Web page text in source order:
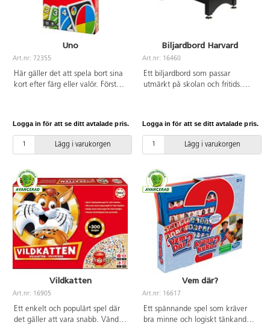
Uno
Art.nr: 72355
Här gäller det att spela bort sina
kort efter färg eller valör. Först
FSC-märkt kartong. PVC-fri. Från
Logga in för att se ditt avtalade pris.
Lägg i varukorgen
Biljardbord Harvard
Art.nr: 16460
Ett biljardbord som passar
utmärkt på skolan och fritids.
192x96 cm. Spelyta av laminerad
MDF. Startkit med 2 köer
147 cm, 1 bollset 57 mm, 1
inkludertat. Vikt 82 kg. Endast
benen kräver montering. PVC-fri.
Logga in för att se ditt avtalade pris.
Lägg i varukorgen
Vildkatten
Art.nr: 16905
Ett enkelt och populärt spel där
det gäller att vara snabb. Vänd
Vem där?
Art.nr: 16617
Ett spännande spel som kräver
bra minne och logiskt tänkande.